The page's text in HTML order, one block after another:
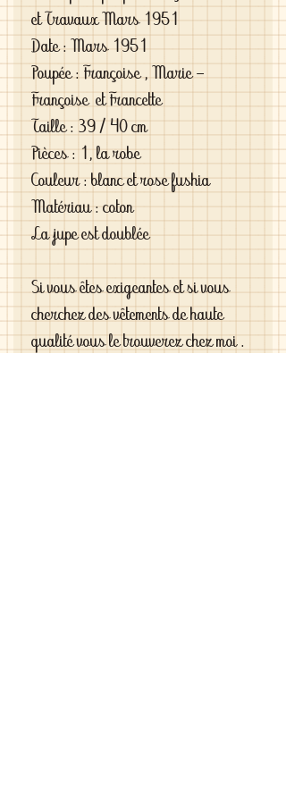
et Travaux Mars 1951
Date : Mars 1951
Poupée : Françoise , Marie -
Françoise et Francette
Taille : 39 / 40 cm
Pièces : 1, la robe
Couleur : blanc et rose fushia
Matériau : coton
La jupe est doublée
Si vous êtes exigeantes et si vous
cherchez des vêtements de haute
qualité vous le trouverez chez moi .